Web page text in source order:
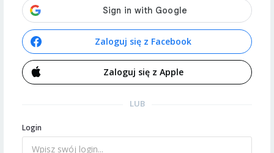
Zaloguj się z Facebook
Zaloguj się z Apple
LUB
Login